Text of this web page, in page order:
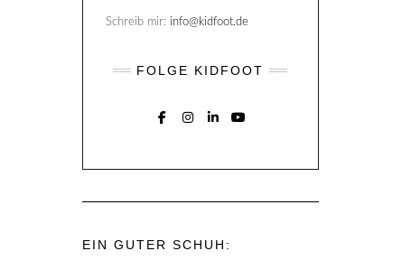
Schreib mir: info@kidfoot.de
FOLGE KIDFOOT
EIN GUTER SCHUH: